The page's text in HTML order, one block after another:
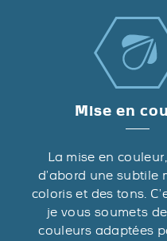
Mise en
La mise en
d’abord une subtile
coloris et des tons.
je vous soumets
couleurs adaptées